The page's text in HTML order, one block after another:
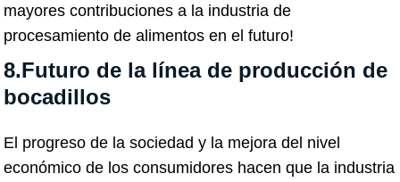
mayores contribuciones a la industria de
procesamiento de alimentos en el futuro!
8.Futuro de la línea de producción de
bocadillos
El progreso de la sociedad y la mejora del nivel
económico de los consumidores hacen que la industria